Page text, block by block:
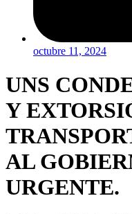
octubre 11, 2024
UNS
Y
AL
URGENTE.